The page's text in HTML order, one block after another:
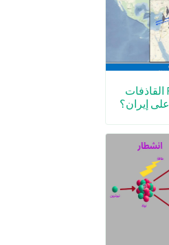
لماذا رافقت طائرات F-35 القاذفات